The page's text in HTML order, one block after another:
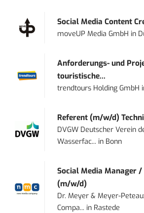
Social Media Content
moveUP Media GmbH in
Anforderungs- und
touristische...
trendtours Holding GmbH
Referent (m/w/d)
DVGW Deutscher Verein
Wasserfac... in Bonn
Social Media Manager
(m/w/d)
Dr. Meyer & Meyer-
Compa... in Rastede